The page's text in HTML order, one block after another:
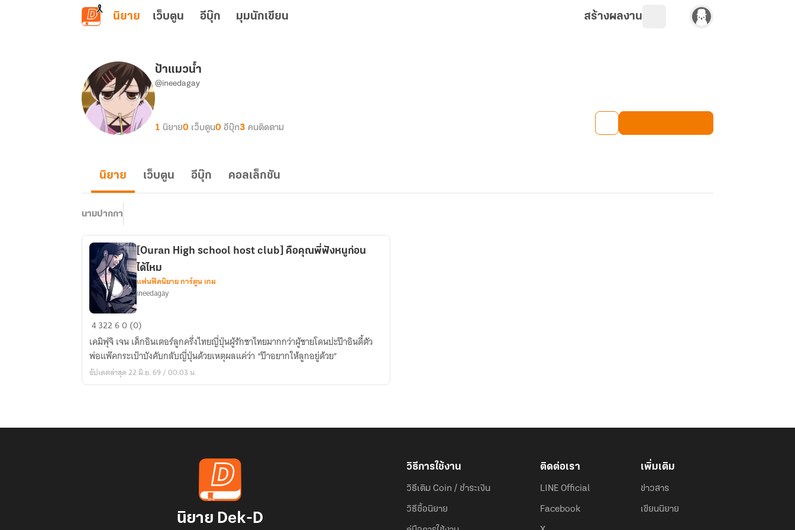
ข้ามไปยังเนื้อหาหลัก
นิยาย เว็บตูน อีบุ๊ก มุมนักเขียน สร้างผลงาน
ป้าแมวน้ำ
@ineedagay
1 นิยาย0 เว็บตูน0 อีบุ๊ก3 คนติดตาม
นิยาย เว็บตูน อีบุ๊ก คอลเล็กชัน
นามปากกา
[Ouran
High
school
host
club]
[Ouran High school host club] คือคุณพี่ฟังหนูก่อน
ได้ไหม
แฟนฟิคนิยาย การ์ตูน เกม
ineedagay
432260 (0)
เคมิฟุจิ เจน เด็กอินเตอร์ลูกครึ่งไทยญี่ปุ่นผู้รักชาไทยมากกว่าผู้ชายโดนปะป๊าอินดี้ตัว
พ่อแพ๊คกระเป๋าบังคับกลับญี่ปุ่นด้วยเหตุผลแค่ว่า “ป๊าอยากให้ลูกอยู่ด้วย”
อัปเดตล่าสุด 22 มิ.ย. 69 / 00:03 น.
นิยาย Dek-D
วิธีการใช้งาน
วิธีเติม Coin / ชำระเงิน
วิธีซื้อนิยาย
ติดต่อเรา
LINE Official
Facebook
เพิ่มเติม
ข่าวสาร
เขียนนิยาย